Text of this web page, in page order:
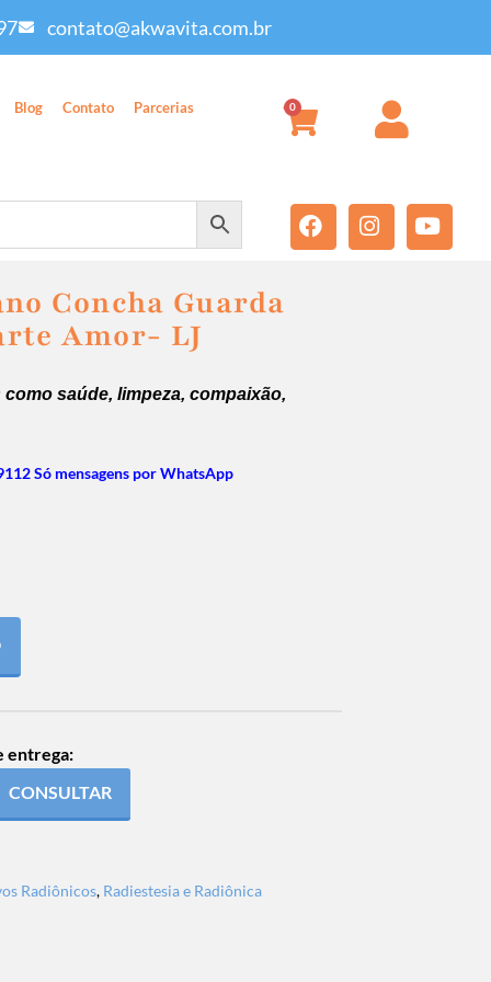
contato@akwavita.com.br
Blog Contato Parcerias 0
Concha Guarda
Amor- LJ
saúde, limpeza, compaixão,
Só mensagens por WhatsApp
entrega:
CONSULTAR
Radiônicos, Radiestesia e Radiônica